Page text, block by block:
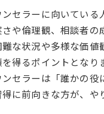
セラーに向いている
や倫理観、相談者の
難な状況や多様な価
得るポイントとなり
セラーは「誰かの役
に前向きな方が、や